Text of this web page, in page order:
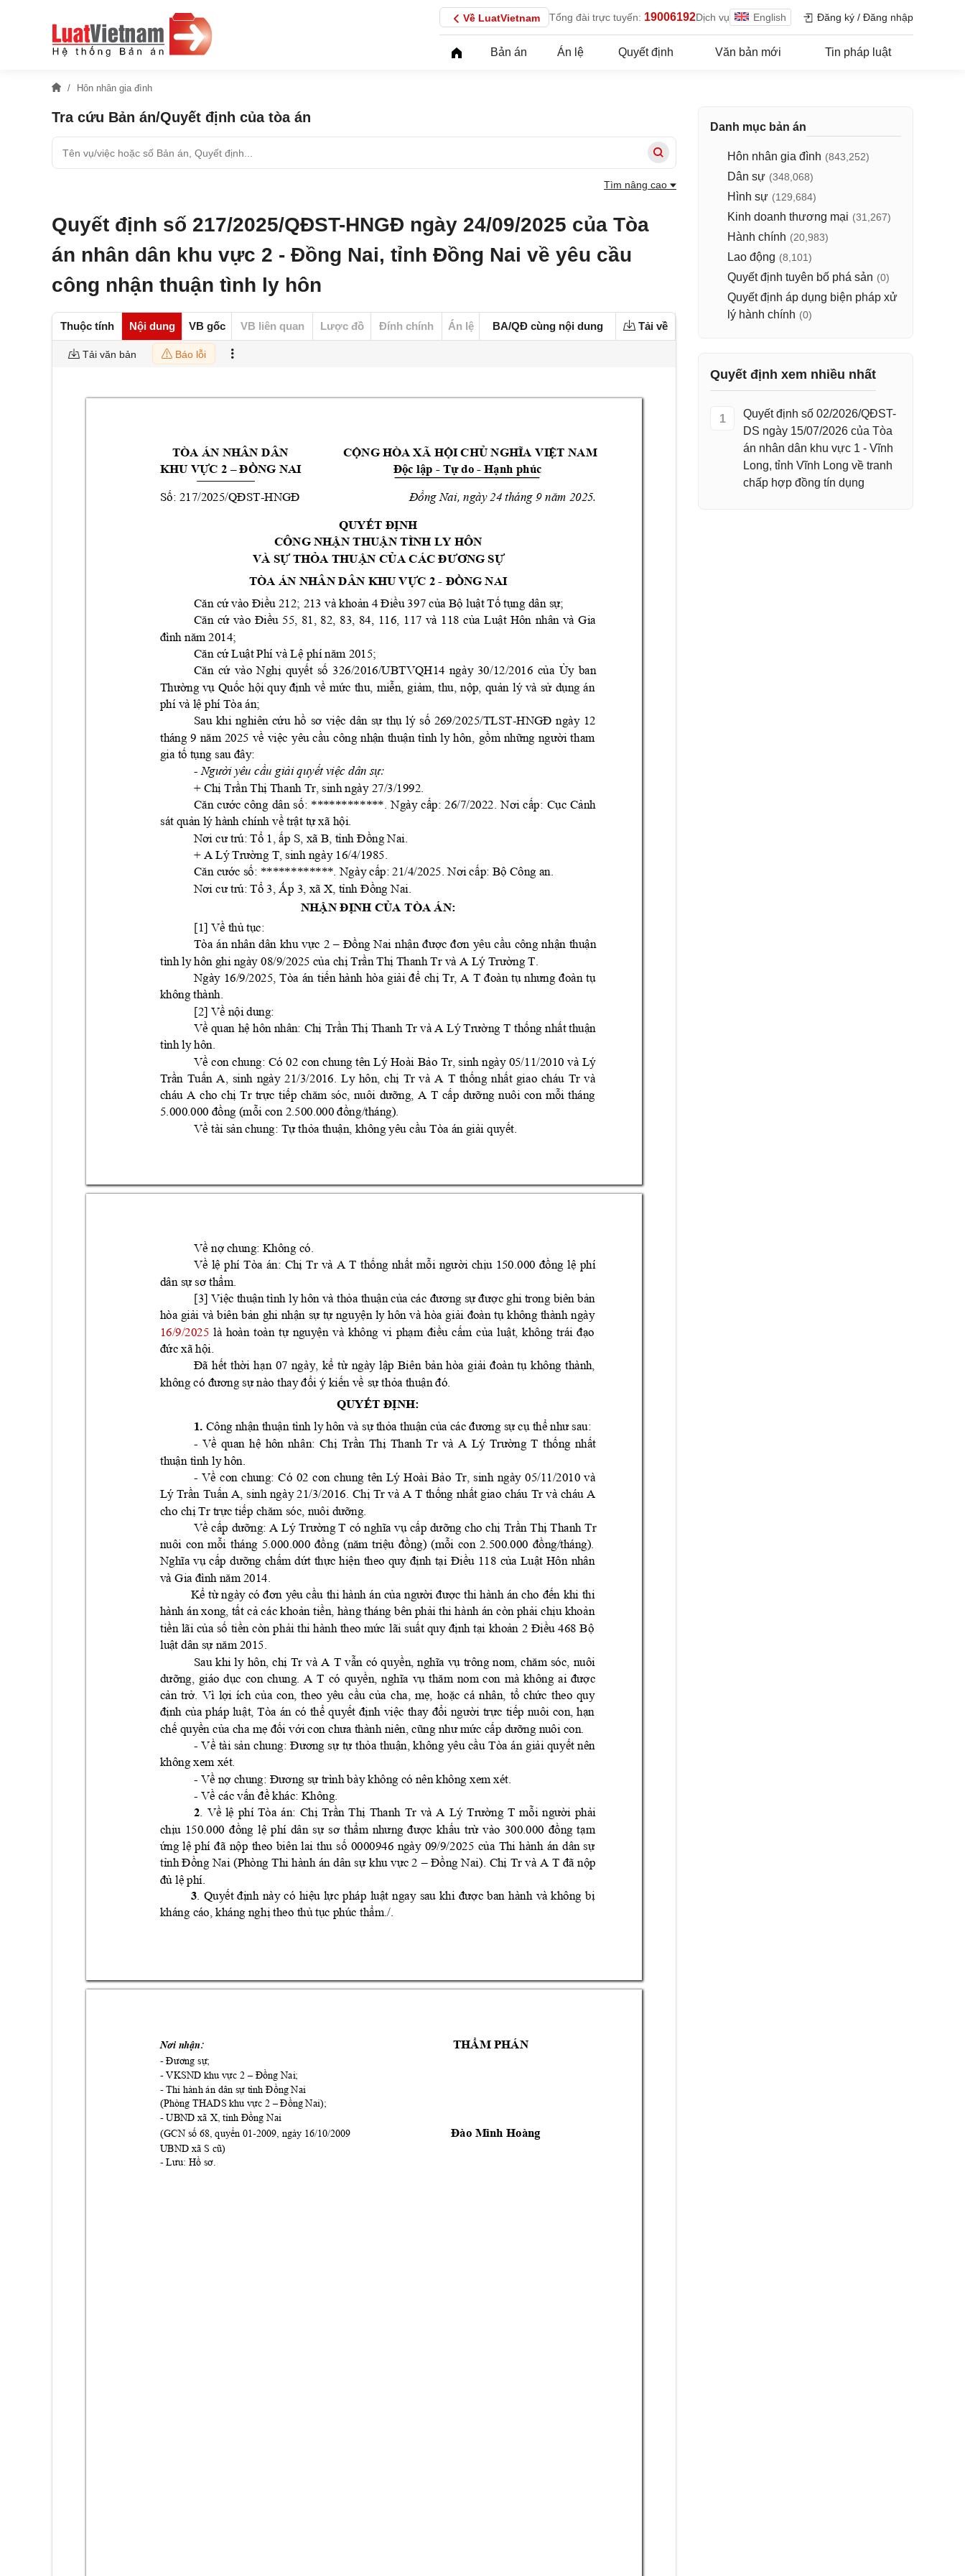
Về LuatVietnam Tổng đài trực tuyến: 19006192Dịch vụ English Đăng ký / Đăng nhập
Bản án Án lệ Quyết định Văn bản mới Tin pháp luật
Hôn nhân gia đình
Tra cứu Bản án/Quyết định của tòa án
Tìm nâng cao
Quyết định số 217/2025/QĐST-HNGĐ ngày 24/09/2025 của Tòa
án nhân dân khu vực 2 - Đồng Nai, tỉnh Đồng Nai về yêu cầu
công nhận thuận tình ly hôn
Thuộc tính Nội dung VB gốc VB liên quan Lược đồ Đính chính Án lệ BA/QĐ cùng nội dung Tải về
Tải văn bản Báo lỗi
TÒA ÁN NHÂN DÂN CỘNG HÒA XÃ HỘI CHỦ NGHĨA VIỆT NAM
KHU VỰC 2 – ĐỒNG NAI Độc lập - Tự do - Hạnh phúc
Số: 217/2025/QĐST-HNGĐ Đồng Nai, ngày 24 tháng 9 năm 2025.
QUYẾT ĐỊNH
CÔNG NHẬN THUẬN TÌNH LY HÔN
VÀ SỰ THỎA THUẬN CỦA CÁC ĐƯƠNG SỰ
TÒA ÁN NHÂN DÂN KHU VỰC 2 - ĐỒNG NAI
Căn cứ vào Điều 212; 213 và khoản 4 Điều 397 của Bộ luật Tố tụng dân sự;
Căn cứ vào Điều 55, 81, 82, 83, 84, 116, 117 và 118 của Luật Hôn nhân và Gia
đình năm 2014;
Căn cứ Luật Phí và Lệ phí năm 2015;
Căn cứ vào Nghị quyết số 326/2016/UBTVQH14 ngày 30/12/2016 của Ủy ban
Thường vụ Quốc hội quy định về mức thu, miễn, giảm, thu, nộp, quản lý và sử dụng án
phí và lệ phí Tòa án;
Sau khi nghiên cứu hồ sơ việc dân sự thụ lý số 269/2025/TLST-HNGĐ ngày 12
tháng 9 năm 2025 về việc yêu cầu công nhận thuận tình ly hôn gồm những người tham
gia tố tụng sau đây:
- Người yêu cầu giải quyết việc dân sự:
+ Chị Trần Thị Thanh Tr, sinh ngày 27/3/1992.
Căn cước công dân số: ************. Ngày cấp: 26/7/2022. Nơi cấp: Cục Cảnh
sát quản lý hành chính về trật tự xã hội.
Nơi cư trú: Tổ 1, ấp S, xã B, tỉnh Đồng Nai.
+ A Lý Trường T, sinh ngày 16/4/1985.
Căn cước số: ************. Ngày cấp: 21/4/2025. Nơi cấp: Bộ Công an.
Nơi cư trú: Tổ 3, Ấp 3, xã X, tỉnh Đồng Nai.
NHẬN ĐỊNH CỦA TÒA ÁN:
[1] Về thủ tục:
Tòa án nhân dân khu vực 2 – Đồng Nai nhận được đơn yêu cầu công nhận thuận
tình ly hôn ghi ngày 08/9/2025 của chị Trần Thị Thanh Tr và A Lý Trường T.
Ngày 16/9/2025, Tòa án tiến hành hòa giải để chị Tr, A T đoàn tụ nhưng đoàn tụ
không thành.
[2] Về nội dung:
Về quan hệ hôn nhân: Chị Trần Thị Thanh Tr và A Lý Trường T thống nhất thuận
tình ly hôn.
Về con chung: Có 02 con chung tên Lý Hoài Bảo Tr, sinh ngày 05/1 1/2010 và Lý
Trần Tuấn A, sinh ngày 21/3/2016. Ly hôn, chị Tr và A T thống nhất giao cháu Tr và
cháu A cho chị Tr trực tiếp chăm sóc, nuôi dưỡng, A T cấp dưỡng nuôi con mỗi tháng
5.000.000 đồng (mỗi con 2.500.000 đồng/tháng).
Về tài sản chung: Tự thỏa thuận, không yêu cầu Tòa án giải quyết.
Về nợ chung: Không có.
Về lệ phí Tòa án: Chị Tr và A T thống nhất mỗi người chịu 150.000 đồng lệ phí
dân sự sơ thẩm.
[3] Việc thuận tình ly hôn và thỏa thuận của các đương sự được ghi trong biên bản
hòa giải và biên bản ghi nhận sự tự nguyện ly hôn và hòa giải đoàn tụ không thành ngày
16/9/2025 là hoàn toàn tự nguyện và không vi phạm điều cấm của luật, không trái đạo
đức xã hội.
Đã hết thời hạn 07 ngày, kể từ ngày lập Biên bản hòa giải đoàn tụ không thành,
không có đương sự nào thay đổi ý kiến về sự thỏa thuận đó.
QUYẾT ĐỊNH:
1. Công nhận thuận tình ly hôn và sự thỏa thuận của các đương sự cụ thể như sau:
- Về quan hệ hôn nhân: Chị Trần Thị Thanh Tr và A Lý Trường T thống nhất
thuận tình ly hôn.
- Về con chung: Có 02 con chung tên Lý Hoài Bảo Tr, sinh ngày 05/11/2010 và
Lý Trần Tuấn A, sinh ngày 21/3/2016. Chị Tr và A T thống nhất giao cháu Tr và cháu A
cho chị Tr trực tiếp chăm sóc, nuôi dưỡng.
Về cấp dưỡng: A Lý Trường T có nghĩa vụ cấp dưỡng cho chị Trần Thị Thanh Tr
nuôi con mỗi tháng 5.000.000 đồng (năm triệu đồng) (mỗi con 2.500.000 đồng/tháng).
Nghĩa vụ cấp dưỡng chấm dứt thực hiện theo quy định tại Điều 118 của Luật Hôn nhân
và Gia đình năm 2014.
Kể từ ngày có đơn yêu cầu thi hành án của người được thi hành án cho đến khi thi
hành án xong, tất cả các khoản tiền, hàng tháng bên phải thi hành án còn phải chịu khoản
tiền lãi của số tiền còn phải thi hành theo mức lãi suất quy định tại khoản 2 Điều 468 Bộ
luật dân sự năm 2015.
Sau khi ly hôn, chị Tr và A T vẫn có quyền, nghĩa vụ trông nom, chăm sóc, nuôi
dưỡng, giáo dục con chung. A T có quyền, nghĩa vụ thăm nom con mà không ai được
cản trở. Vì lợi ích của con, theo yêu cầu của cha, mẹ, hoặc cá nhân, tổ chức theo quy
định của pháp luật, Tòa án có thể quyết định việc thay đổi người trực tiếp nuôi con, hạn
chế quyền của cha mẹ đối với con chưa thành niên, cũng như mức cấp dưỡng nuôi con.
- Về tài sản chung: Đương sự tự thỏa thuận, không yêu cầu Tòa án giải quyết nên
không xem xét.
- Về nợ chung: Đương sự trình bày không có nên không xem xét.
- Về các vấn đề khác: Không.
2. Về lệ phí Tòa án: Chị Trần Thị Thanh Tr và A Lý Trường T mỗi người phải
chịu 150.000 đồng lệ phí dân sự sơ thẩm nhưng được khấu trừ vào 300.000 đồng tạm
ứng lệ phí đã nộp theo biên lai thu số 0000946 ngày 09/9/2025 của Thi hành án dân sự
tỉnh Đồng Nai (Phòng Thi hành án dân sự khu vực 2 – Đồng Nai). Chị Tr và A T đã nộp
đủ lệ phí.
3. Quyết định này có hiệu lực pháp luật ngay sau khi được ban hành và không bị
kháng cáo, kháng nghị theo thủ tục phúc thẩm./.
Nơi nhận: THẨM PHÁN
- Đương sự;
- VKSND khu vực 2 – Đồng Nai;
- Thi hành án dân sự tỉnh Đồng Nai
(Phòng THADS khu vực 2 – Đồng Nai);
- UBND xã X, tỉnh Đồng Nai
(GCN số 68, quyển 01-2009, ngày 16/10/2009 Đào Minh Hoàng
UBND xã S cũ)
- Lưu: Hồ sơ.
Danh mục bản án
Hôn nhân gia đình (843,252)
Dân sự (348,068)
Hình sự (129,684)
Kinh doanh thương mại (31,267)
Hành chính (20,983)
Lao động (8,101)
Quyết định tuyên bố phá sản (0)
Quyết định áp dụng biện pháp xử
lý hành chính (0)
Quyết định xem nhiều nhất
1
Quyết định số 02/2026/QĐST-
DS ngày 15/07/2026 của Tòa
án nhân dân khu vực 1 - Vĩnh
Long, tỉnh Vĩnh Long về tranh
chấp hợp đồng tín dụng